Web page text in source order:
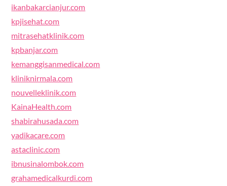
ikanbakarcianjur.com
kpjisehat.com
mitrasehatklinik.com
kpbanjar.com
kemanggisanmedical.com
kliniknirmala.com
nouvelleklinik.com
KainaHealth.com
shabirahusada.com
yadikacare.com
astaclinic.com
ibnusinalombok.com
grahamedicalkurdi.com